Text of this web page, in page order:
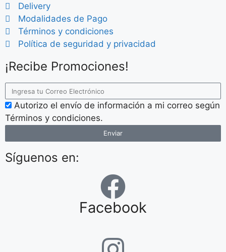
Delivery
Modalidades de Pago
Términos y condiciones
Política de seguridad y privacidad
¡Recibe Promociones!
Autorizo el envío de información a mi correo según
Términos y condiciones.
Enviar
Síguenos en:
Facebook